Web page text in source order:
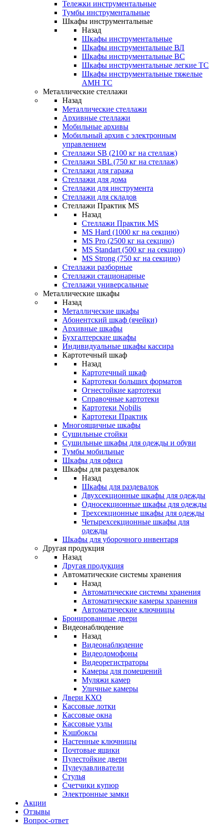
Тележки инструментальные
Тумбы инструментальные
Шкафы инструментальные
Назад
Шкафы инструментальные
Шкафы инструментальные ВЛ
Шкафы инструментальные ВС
Шкафы инструментальные легкие ТС
Шкафы инструментальные тяжелые
AMH TC
Металлические стеллажи
Назад
Металлические стеллажи
Архивные стеллажи
Мобильные архивы
Мобильный архив с электронным
управлением
Стеллажи SB (2100 кг на стеллаж)
Стеллажи SBL (750 кг на стеллаж)
Стеллажи для гаража
Стеллажи для дома
Стеллажи для инструмента
Стеллажи для складов
Стеллажи Практик MS
Назад
Стеллажи Практик MS
MS Hard (1000 кг на секцию)
MS Pro (2500 кг на секцию)
MS Standart (500 кг на секцию)
MS Strong (750 кг на секцию)
Стеллажи разборные
Стеллажи стационарные
Стеллажи универсальные
Металлические шкафы
Назад
Металлические шкафы
Абонентский шкаф (ячейки)
Архивные шкафы
Бухгалтерские шкафы
Индивидуальные шкафы кассира
Картотечный шкаф
Назад
Картотечный шкаф
Картотеки больших форматов
Огнестойкие картотеки
Справочные картотеки
Картотеки Nobilis
Картотеки Практик
Многоящичные шкафы
Сушильные стойки
Сушильные шкафы для одежды и обуви
Тумбы мобильные
Шкафы для офиса
Шкафы для раздевалок
Назад
Шкафы для раздевалок
Двухсекционные шкафы для одежды
Односекционные шкафы для одежды
Трехсекционные шкафы для одежды
Четырехсекционные шкафы для
одежды
Шкафы для уборочного инвентаря
Другая продукция
Назад
Другая продукция
Автоматические системы хранения
Назад
Автоматические системы хранения
Автоматические камеры хранения
Автоматические ключницы
Бронированные двери
Видеонаблюдение
Назад
Видеонаблюдение
Видеодомофоны
Видеорегистраторы
Камеры для помещений
Муляжи камер
Уличные камеры
Двери КХО
Кассовые лотки
Кассовые окна
Кассовые узлы
Кэшбоксы
Настенные ключницы
Почтовые ящики
Пулестойкие двери
Пулеулавливатели
Стулья
Счетчики купюр
Электронные замки
Акции
Отзывы
Вопрос-ответ